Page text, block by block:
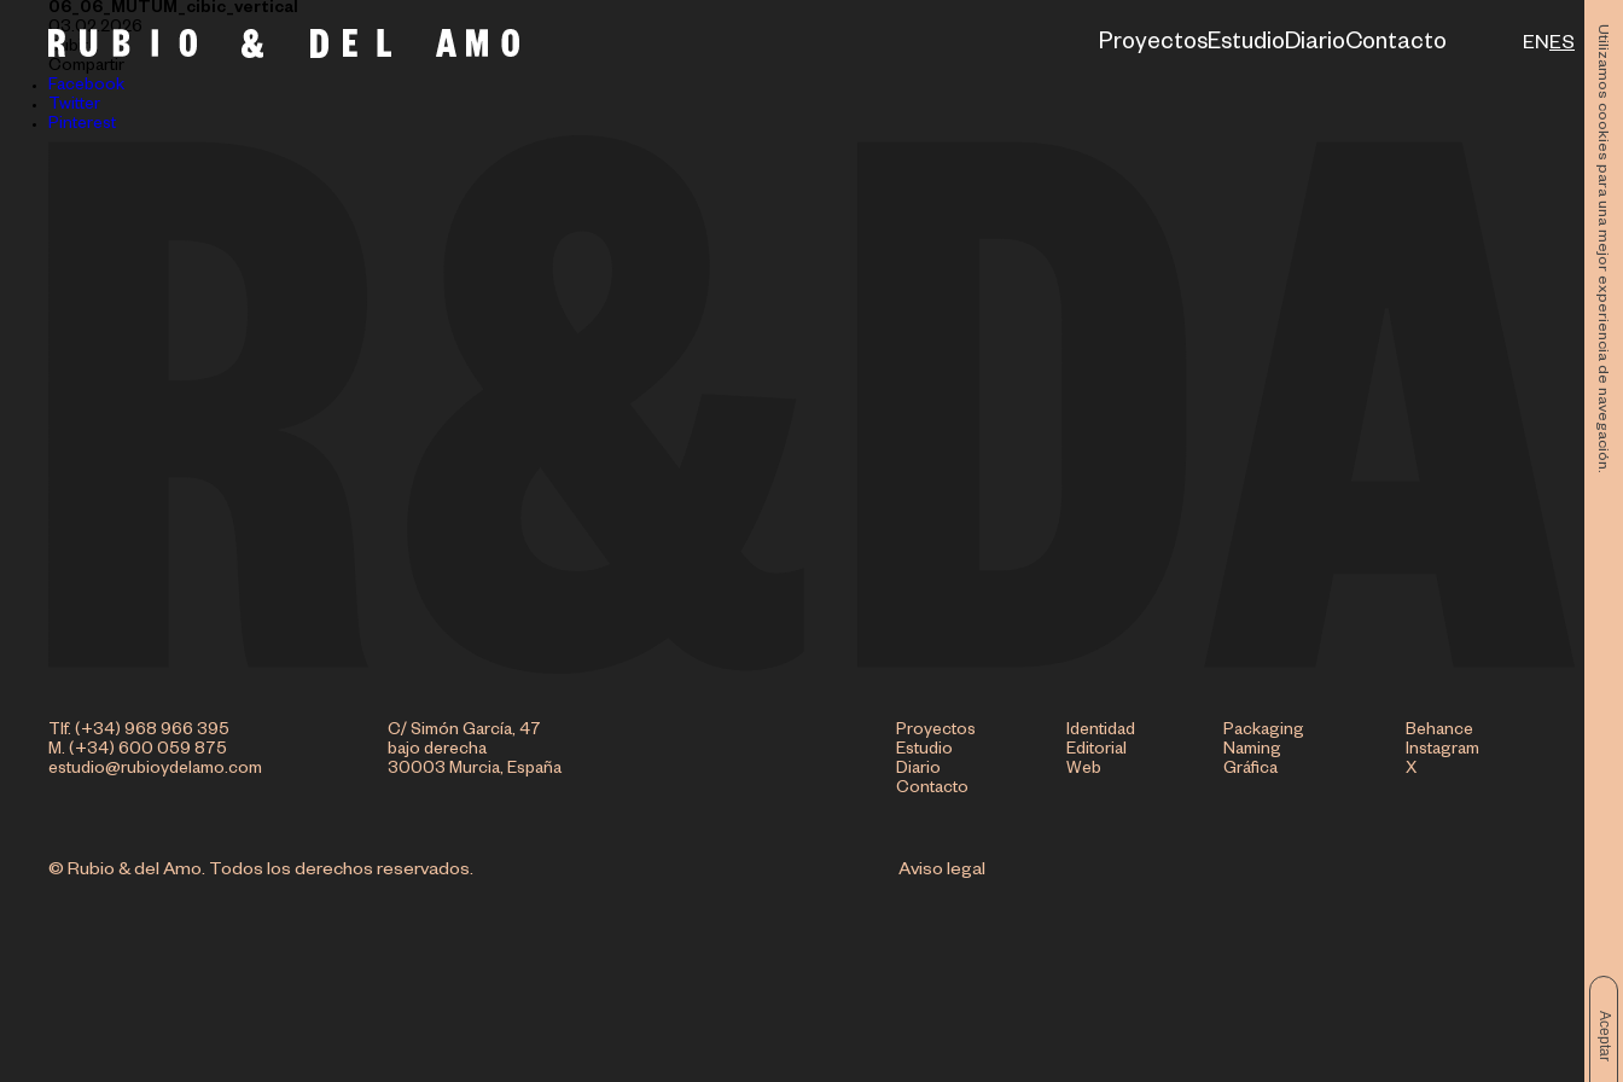
Utilizamos cookies para una mejor experiencia de navegación.
Aceptar
ProyectosEstudioDiarioContacto ENES
06_06_MUTUM_cibic_vertical
03.02.2026
Subir
Compartir
Facebook
Twitter
Pinterest
Tlf. (+34) 968 966 395
M. (+34) 600 059 875
estudio@rubioydelamo.com
C/ Simón García, 47
bajo derecha
30003 Murcia, España
Proyectos
Estudio
Diario
Contacto
Identidad
Packaging
Editorial
Naming
Web
Gráfica
Behance
Instagram
X
© Rubio & del Amo. Todos los derechos reservados. Aviso legal